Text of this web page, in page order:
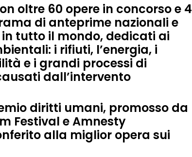
oltre 60 opere in concorsoe 4
di anteprime nazionali e
tutto il mondo, dedicati ai
i rifiuti, l’energia, i
e i grandi processi di
dall’intervento
diritti umani, promosso da
Festival eAmnesty
alla miglior opera sui